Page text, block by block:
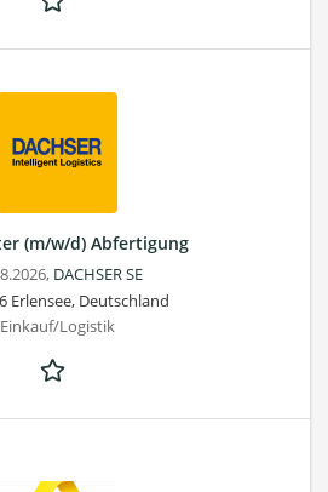
(m/w/d) Abfertigung
DACHSER SE
Erlensee, Deutschland
Einkauf/Logistik